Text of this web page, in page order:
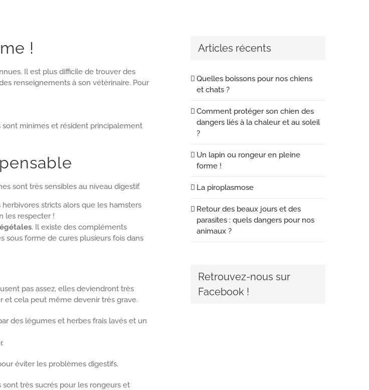
!
Il est plus difficile de trouver des
renseignements à son vétérinaire. Pour
sont minimes et résident principalement
sont très sensibles au niveau digestif.
stricts alors que les hamsters
les respecter !
. Il existe des compléments
sous forme de cures plusieurs fois dans
pas assez, elles deviendront très
et cela peut même devenir très grave.
des légumes et herbes frais lavés et un
éviter les problèmes digestifs.
très sucrés pour les rongeurs et
Articles récents
Quelles boissons pour nos chiens
et chats ?
Comment protéger son chien des
dangers liés à la chaleur et au soleil
?
Un lapin ou rongeur en pleine
forme !
La piroplasmose
Retour des beaux jours et des
parasites : quels dangers pour nos
animaux ?
Retrouvez-nous sur
Facebook !